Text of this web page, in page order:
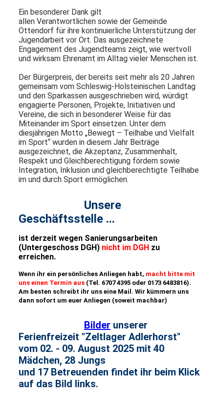
Ein besonderer Dank gilt
allen Verantwortlichen sowie der Gemeinde
Ottendorf für ihre kontinuierliche Unterstützung der
Jugendarbeit vor Ort. Das ausgezeichnete
Engagement des Jugendteams zeigt, wie wertvoll
und wirksam Ehrenamt im Alltag vieler Menschen ist.
Der Bürgerpreis, der bereits seit mehr als 20 Jahren
gemeinsam vom Schleswig-Holsteinischen Landtag
und den Sparkassen ausgeschrieben wird, würdigt
engagierte Personen, Projekte, Initiativen und
Vereine, die sich in besonderer Weise für das
Miteinander im Sport einsetzen. Unter dem
diesjährigen Motto „Bewegt – Teilhabe und Vielfalt
im Sport“ wurden in diesem Jahr Beiträge
ausgezeichnet, die Akzeptanz, Zusammenhalt,
Respekt und Gleichberechtigung fördern sowie
Integration, Inklusion und gleichberechtigte Teilhabe
im und durch Sport ermöglichen.
Unsere
Geschäftsstelle ...
ist derzeit wegen Sanierungsarbeiten
(Untergeschoss DGH) nicht im DGH zu
erreichen.
Wenn ihr ein persönliches Anliegen habt, macht bitte mit
uns einen Termin aus (Tel. 6707 4395 oder 0173 6483816).
Am besten schreibt ihr uns eine Mail. Wir kümmern uns
dann sofort um euer Anliegen (soweit machbar)
Bilder unserer
Ferienfreizeit "Zeltlager Adlerhorst"
vom 02. - 09. August 2025 mit 40
Mädchen, 28 Jungs
und 17 Betreuenden findet ihr beim Klick
auf das Bild links.